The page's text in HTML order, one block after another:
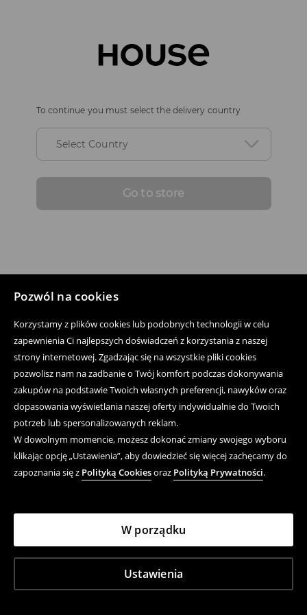
Pozwól na cookies
Korzystamy z plików cookies lub podobnych technologii w celu
zapewnienia Ci najlepszych doświadczeń z korzystania z naszej
strony internetowej. Zgadzając się na wszystkie pliki cookies
pozwolisz nam na zadbanie o Twój komfort podczas dokonywania
zakupów na podstawie Twoich własnych preferencji, nawyków oraz
dopasowania wyświetlania naszej oferty indywidualnie do Twoich
potrzeb lub spersonalizowanych reklam.
W dowolnym momencie, możesz dokonać zmiany swojego wyboru
klikając opcję „Ustawienia”, aby dowiedzieć się więcej zachęcamy do
zapoznania się z Polityką Cookiesoraz Polityką Prywatności.
Ustawienia
W porządku
To continue you must select the delivery country
Select Country
Go to store